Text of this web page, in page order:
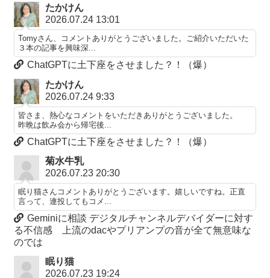
たかけん
2026.07.24 13:01
Tomyさん、コメントありがとうございました。ご紹介いただいた
３本の記事を興味深...
ChatGPTに土下座をさせました？！（爆）
たかけん
2026.07.24 9:33
皆さま、熱心なコメントをいただきありがとうございました。
昨晩は飲み会から帰宅後...
ChatGPTに土下座をさせました？！（爆）
菊水牛乳
2026.07.23 20:30
眠り猫さんコメントありがとうございます。嬉しいですね。正直
言って、連投してもコメ...
Geminiに相談 デジタルチャンネルデバイダーに対す
る不信感 上流のdacやプリアンプの音が全て無意味な
のでは
眠り猫
2026.07.23 19:24